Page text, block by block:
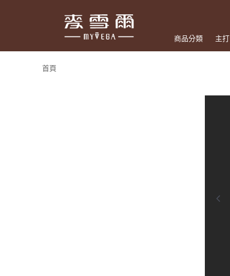
商品分類 主
首頁